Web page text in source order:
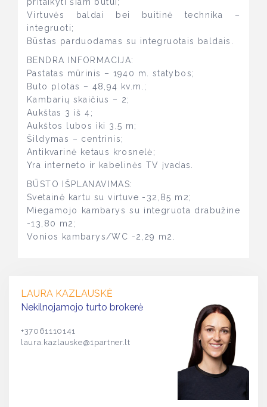
Virtuvės baldai bei buitinė technika –
integruoti;
Būstas parduodamas su integruotais baldais.
BENDRA INFORMACIJA:
Pastatas mūrinis – 1940 m. statybos;
Buto plotas – 48,94 kv.m.;
Kambarių skaičius – 2;
Aukštas 3 iš 4;
Aukštos lubos iki 3,5 m;
Šildymas – centrinis;
Antikvarinė ketaus krosnelė;
Yra interneto ir kabelinės TV įvadas.
BŪSTO IŠPLANAVIMAS:
Svetainė kartu su virtuve -32,85 m2;
Miegamojo kambarys su integruota drabužine
-13,80 m2;
Vonios kambarys/WC -2,29 m2.
LAURA KAZLAUSKĖ
Nekilnojamojo turto brokerė
+37061110141
laura.kazlauske@1partner.lt